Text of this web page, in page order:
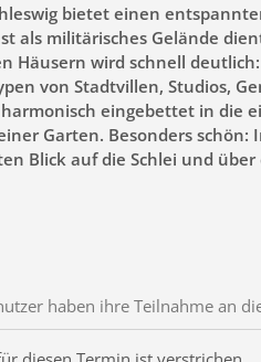
bietet einen
als militärisches Gelände
Häusern wird schnell
von Stadtvillen, Studios,
eingebettet in die
Garten. Besonders
Blick auf die Schlei und über
haben ihre Teilnahme an